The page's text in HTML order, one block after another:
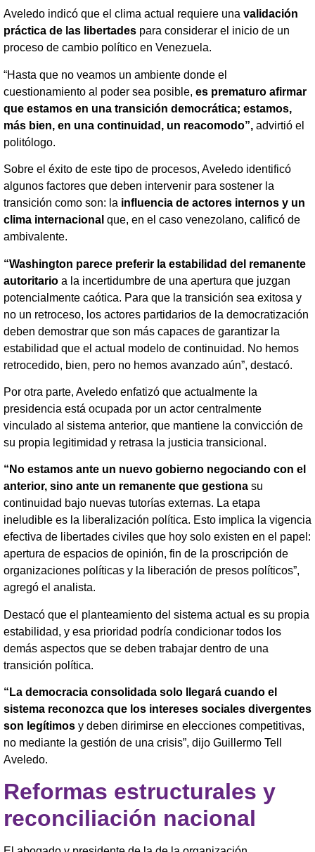
Aveledo indicó que el clima actual requiere una validación
práctica de las libertades para considerar el inicio de un
proceso de cambio político en Venezuela.
“Hasta que no veamos un ambiente donde el
cuestionamiento al poder sea posible, es prematuro afirmar
que estamos en una transición democrática; estamos,
más bien, en una continuidad, un reacomodo”, advirtió el
politólogo.
Sobre el éxito de este tipo de procesos, Aveledo identificó
algunos factores que deben intervenir para sostener la
transición como son: la influencia de actores internos y un
clima internacional que, en el caso venezolano, calificó de
ambivalente.
“Washington parece preferir la estabilidad del remanente
autoritario a la incertidumbre de una apertura que juzgan
potencialmente caótica. Para que la transición sea exitosa y
no un retroceso, los actores partidarios de la democratización
deben demostrar que son más capaces de garantizar la
estabilidad que el actual modelo de continuidad. No hemos
retrocedido, bien, pero no hemos avanzado aún”, destacó.
Por otra parte, Aveledo enfatizó que actualmente la
presidencia está ocupada por un actor centralmente
vinculado al sistema anterior, que mantiene la convicción de
su propia legitimidad y retrasa la justicia transicional.
“No estamos ante un nuevo gobierno negociando con el
anterior, sino ante un remanente que gestiona su
continuidad bajo nuevas tutorías externas. La etapa
ineludible es la liberalización política. Esto implica la vigencia
efectiva de libertades civiles que hoy solo existen en el papel:
apertura de espacios de opinión, fin de la proscripción de
organizaciones políticas y la liberación de presos políticos”,
agregó el analista.
Destacó que el planteamiento del sistema actual es su propia
estabilidad, y esa prioridad podría condicionar todos los
demás aspectos que se deben trabajar dentro de una
transición política.
“La democracia consolidada solo llegará cuando el
sistema reconozca que los intereses sociales divergentes
son legítimos y deben dirimirse en elecciones competitivas,
no mediante la gestión de una crisis”, dijo Guillermo Tell
Aveledo.
Reformas estructurales y
reconciliación nacional